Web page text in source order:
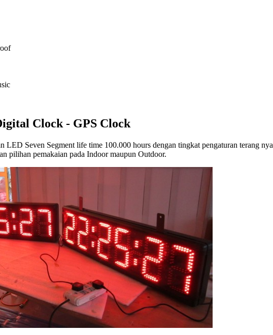
Clock - GPS Clock
LED Seven Segment life time 100.000 hours dengan tingkat pengaturan terang nya
pilihan pemakaian pada Indoor maupun Outdoor.